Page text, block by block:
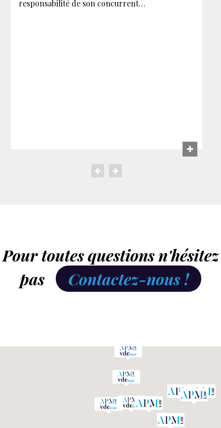
responsabilité de son concurrent…
Pour toutes questions n'hésitez
pas
Contactez-nous !